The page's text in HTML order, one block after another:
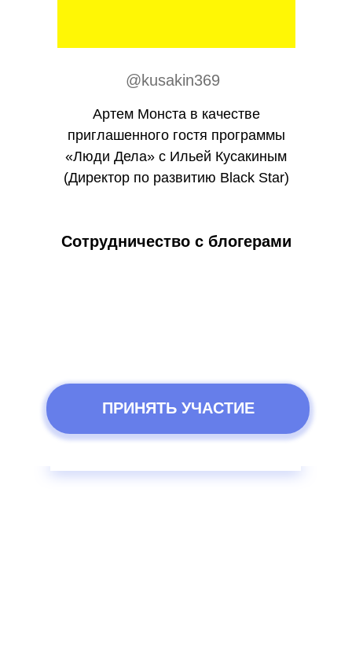
Артем Монста в качестве
приглашенного гостя программы
«Люди Дела» с Ильей Кусакиным
(Директор по развитию Black Star)
@kusakin369
Cотрудничество с блогерами
ПРИНЯТЬ УЧАСТИЕ